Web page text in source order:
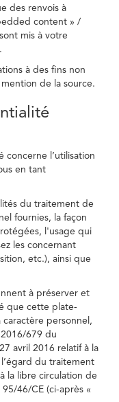
des renvois à
content » /
mis à votre
à des fins non
de la source.
l’utilisation
en tant
du traitement de
fournies, la façon
l'usage qui
les concernant
etc.), ainsi que
à préserver et
que cette plate-
personnel,
2016/679 du
avril 2016 relatif à la
du traitement
la libre circulation de
46/CE (ci-après «